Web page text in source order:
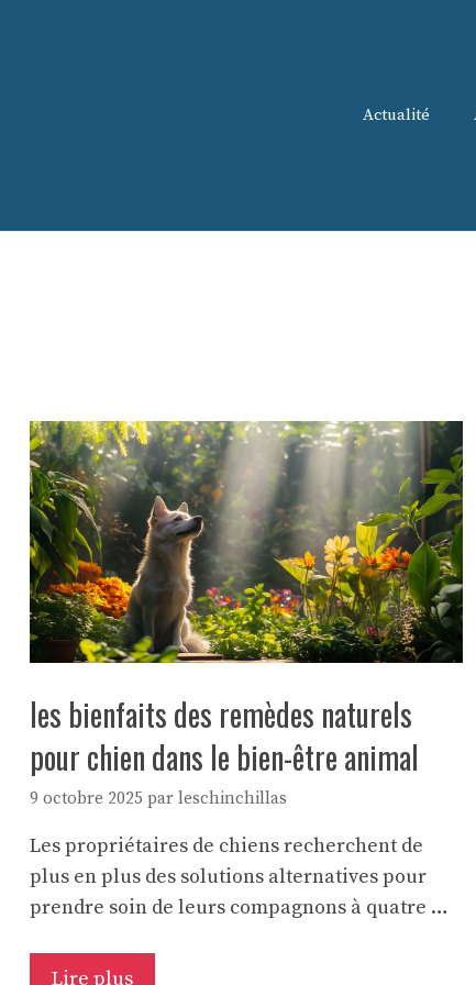
Actualité
les bienfaits des remèdes naturels
pour chien dans le bien-être animal
9 octobre 2025 parleschinchillas
Les propriétaires de chiens recherchent de
plus en plus des solutions alternatives pour
prendre soin de leurs compagnons à quatre …
Lire plus